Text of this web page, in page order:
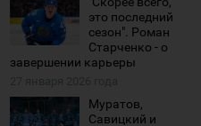
это последний
сезон". Роман
Старченко - о
завершении карьеры
Муратов,
Савицкий и